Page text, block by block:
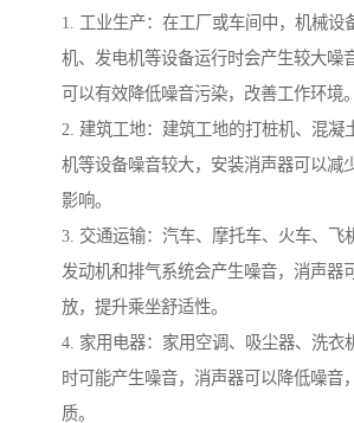
1. 工业生产：在工厂或车间中，机械设
机、发电机等设备运行时会产生较大噪
可以有效降低噪音污染，改善工作环境。
2. 建筑工地：建筑工地的打桩机、混凝
机等设备噪音较大，安装消声器可以减
影响。
3. 交通运输：汽车、摩托车、火车、飞
发动机和排气系统会产生噪音，消声器
放，提升乘坐舒适性。
4. 家用电器：家用空调、吸尘器、洗衣
时可能产生噪音，消声器可以降低噪音
质。